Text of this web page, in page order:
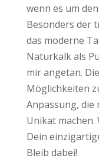
wenn es um
Besonders der
das moderne
Naturkalk als
mir angetan.
Möglichkeiten
Anpassung, die
Unikat machen.
Dein
Bleib dabei!